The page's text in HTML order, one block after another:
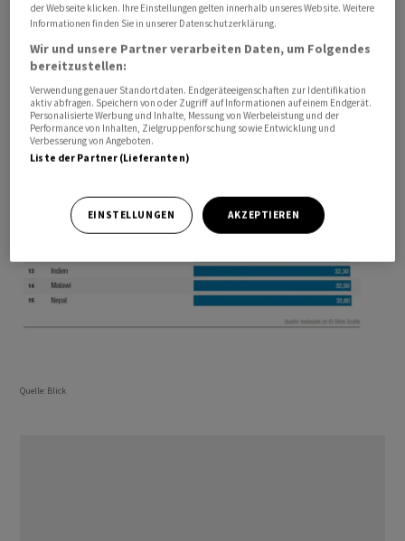
Quelle: Blick
der Webseite klicken. Ihre Einstellungen gelten innerhalb unseres Website. Weitere
Informationen finden Sie in unserer Datenschutzerklärung.
Wir und unsere Partner verarbeiten Daten, um Folgendes
bereitzustellen:
Verwendung genauer Standortdaten. Endgeräteeigenschaften zur Identifikation
aktiv abfragen. Speichern von oder Zugriff auf Informationen auf einem Endgerät.
Personalisierte Werbung und Inhalte, Messung von Werbeleistung und der
Performance von Inhalten, Zielgruppenforschung sowie Entwicklung und
Verbesserung von Angeboten.
Liste der Partner (Lieferanten)
EINSTELLUNGEN AKZEPTIEREN